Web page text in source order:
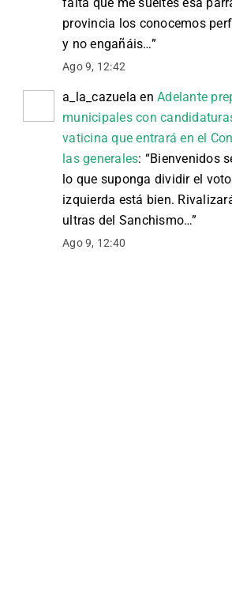
provincia los conocemos
y no engañáis…”
Ago 9, 12:42
a_la_cazuela en Adelante
municipales con
vaticina que entrará en el
las generales: “Bienvenidos
lo que suponga dividir el
izquierda está bien.
ultras del Sanchismo…”
Ago 9, 12:40